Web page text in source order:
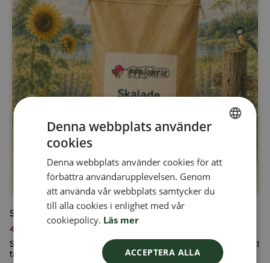
Skalade solrosfrön 15kg
439,00
Skalade solrosfrön av högsta kvalitet. Skalade solrosfrön är perfekt
till alla typer av fåglar.
FINNISH
DANISH
Denna webbplats använder
cookies
Denna webbplats använder cookies för att
förbättra användarupplevelsen. Genom
att använda vår webbplats samtycker du
till alla cookies i enlighet med vår
cookiepolicy. Läs mer
ACCEPTERA ALLA